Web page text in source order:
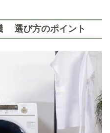
選び方のポイント